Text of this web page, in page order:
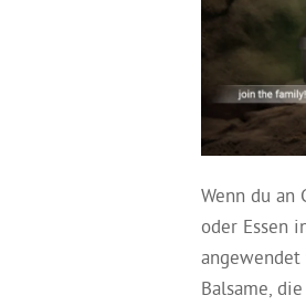
Wenn du an
oder Essen
angewendet
Balsame,